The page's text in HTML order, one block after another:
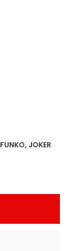
FUNKO, JOKER